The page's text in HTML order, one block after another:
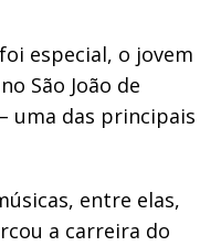
especial, o jovem
São João de
uma das principais
entre elas,
a carreira do